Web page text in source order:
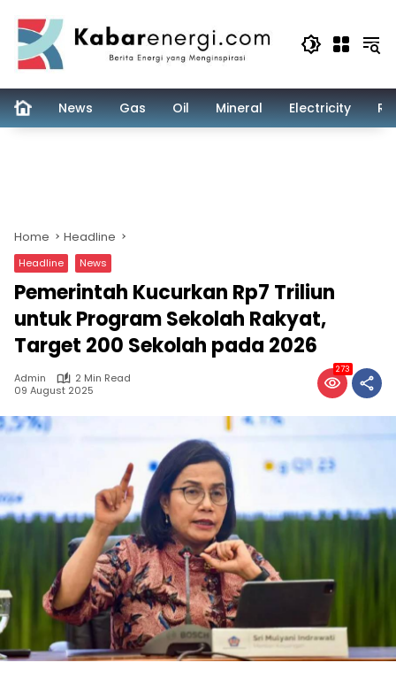
content
News Gas Oil Mineral Electricity
Home Headline
Headline News
Pemerintah Kucurkan Rp7 Triliun
untuk Program Sekolah Rakyat,
Target 200 Sekolah pada 2026
Admin
2 Min Read
09 August 2025
273